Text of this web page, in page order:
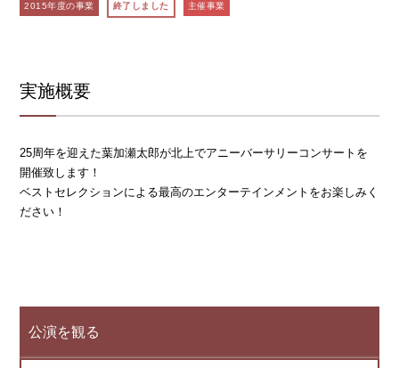
公演を観る
2015年度の事業 終了しました 主催事業
実施概要
25周年を迎えた葉加瀬太郎が北上でアニーバーサリーコンサートを
開催致します！
ベストセレクションによる最高のエンターテインメントをお楽しみく
ださい！